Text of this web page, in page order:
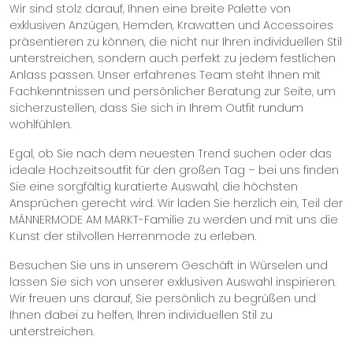
Wir sind stolz darauf, Ihnen eine breite Palette von
exklusiven Anzügen, Hemden, Krawatten und Accessoires
präsentieren zu können, die nicht nur Ihren individuellen Stil
unterstreichen, sondern auch perfekt zu jedem festlichen
Anlass passen. Unser erfahrenes Team steht Ihnen mit
Fachkenntnissen und persönlicher Beratung zur Seite, um
sicherzustellen, dass Sie sich in Ihrem Outfit rundum
wohlfühlen.
Egal, ob Sie nach dem neuesten Trend suchen oder das
ideale Hochzeitsoutfit für den großen Tag – bei uns finden
Sie eine sorgfältig kuratierte Auswahl, die höchsten
Ansprüchen gerecht wird. Wir laden Sie herzlich ein, Teil der
MÄNNERMODE AM MARKT-Familie zu werden und mit uns die
Kunst der stilvollen Herrenmode zu erleben.
Besuchen Sie uns in unserem Geschäft in Würselen und
lassen Sie sich von unserer exklusiven Auswahl inspirieren.
Wir freuen uns darauf, Sie persönlich zu begrüßen und
Ihnen dabei zu helfen, Ihren individuellen Stil zu
unterstreichen.